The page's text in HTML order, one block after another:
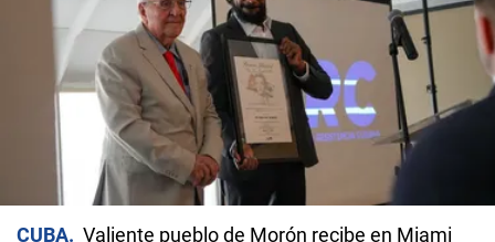
CUBA
Valiente pueblo de Morón recibe en Miami